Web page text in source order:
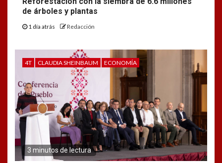
de árboles y plantas
1 día atrás Redacción
4T CLAUDIA SHEINBAUM ECONOMÍA
3 minutos de lectura